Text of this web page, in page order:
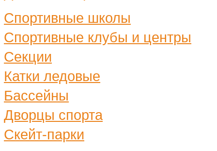
Спортивные школы
Спортивные клубы и центры
Секции
Катки ледовые
Бассейны
Дворцы спорта
Скейт-парки